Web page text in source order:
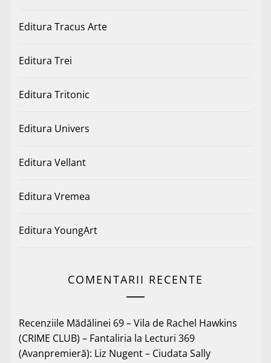
Editura Tracus Arte
Editura Trei
Editura Tritonic
Editura Univers
Editura Vellant
Editura Vremea
Editura YoungArt
COMENTARII RECENTE
Recenziile Mădălinei 69 – Vila de Rachel Hawkins
(CRIME CLUB) – Fantaliria la Lecturi 369
(Avanpremieră): Liz Nugent – Ciudata Sally